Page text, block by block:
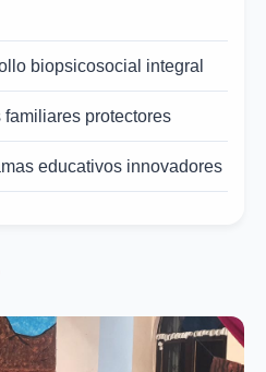
biopsicosocial integral
familiares protectores
educativos innovadores